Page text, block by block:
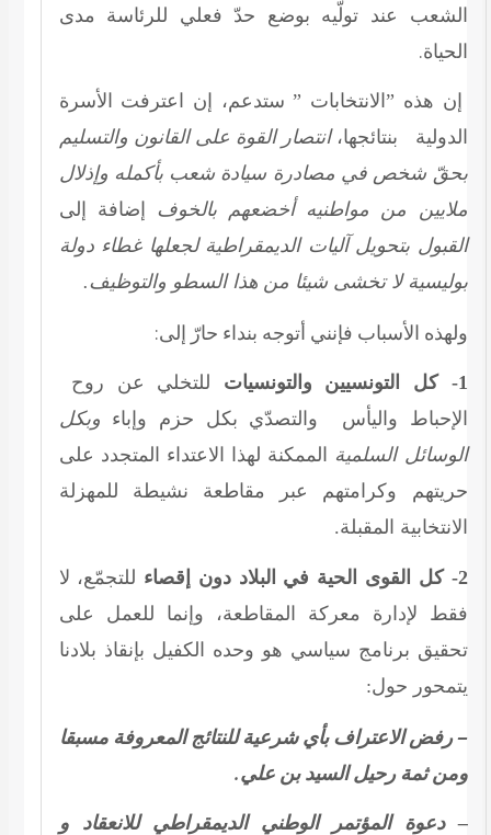
الشعب عند تولّيه بوضع حدّ فعلي للرئاسة مدى
الحياة.
إن هذه ”الانتخابات ” ستدعم، إن اعترفت الأسرة
الدولية بنتائجها،انتصار القوة على القانون والتسليم
بحقّ شخص في مصادرة سيادة شعب بأكمله وإذلال
ملايين من مواطنيه أخضعهم بالخوف إضافة إلى
القبول بتحويل آليات الديمقراطية لجعلها غطاء دولة
بوليسية لا تخشى شيئا من هذا السطو والتوظيف.
ولهذه الأسباب فإنني أتوجه بنداء حارّ إلى:
1- كل التونسيين والتونسيات
للتخلي عن روح
الإحباط واليأس والتصدّي بكل حزم وإباء وبكل
الوسائل السلمية الممكنة لهذا الاعتداء المتجدد على
حريتهم وكرامتهم عبر مقاطعة نشيطة للمهزلة
الانتخابية المقبلة.
2- كل القوى الحية في البلاد دون إقصاء
للتجمّع، لا
فقط لإدارة معركة المقاطعة، وإنما للعمل على
تحقيق برنامج سياسي هو وحده الكفيل بإنقاذ بلادنا
يتمحور حول:
– رفض الاعتراف بأي شرعية للنتائج المعروفة مسبقا
ومن ثمة رحيل السيد بن علي.
– دعوة المؤتمر الوطني الديمقراطي للانعقاد و